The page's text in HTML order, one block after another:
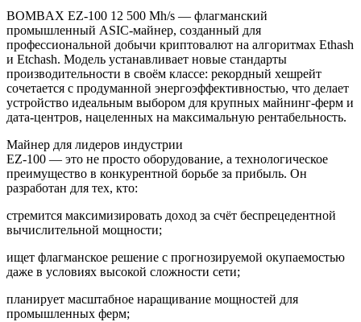
BOMBAX EZ‑100 12 500 Mh/s — флагманский
промышленный ASIC‑майнер, созданный для
профессиональной добычи криптовалют на алгоритмах Ethash
и Etchash. Модель устанавливает новые стандарты
производительности в своём классе: рекордный хешрейт
сочетается с продуманной энергоэффективностью, что делает
устройство идеальным выбором для крупных майнинг‑ферм и
дата‑центров, нацеленных на максимальную рентабельность.
Майнер для лидеров индустрии
EZ‑100 — это не просто оборудование, а технологическое
преимущество в конкурентной борьбе за прибыль. Он
разработан для тех, кто:
стремится максимизировать доход за счёт беспрецедентной
вычислительной мощности;
ищет флагманское решение с прогнозируемой окупаемостью
даже в условиях высокой сложности сети;
планирует масштабное наращивание мощностей для
промышленных ферм;